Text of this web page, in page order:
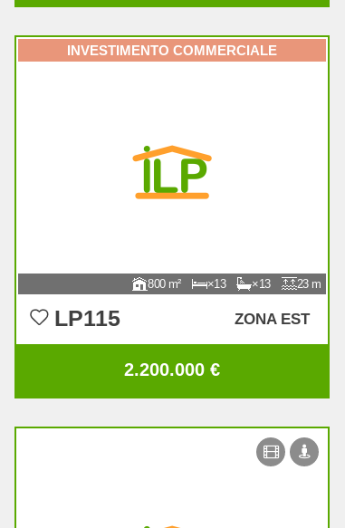
800 13 13 23
LP115 ZONA EST
2.200.000 €
INVESTIMENTO COMMERCIALE